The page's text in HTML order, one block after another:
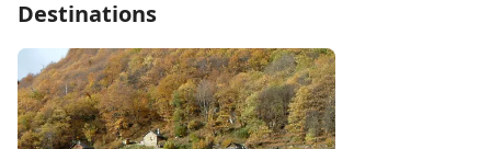
C’est la Vallée de Blenio
La vallée de Blenio est située dans le sud de la Suisse
dans la région du Tessin. La vallée est connue pour ses
paysages diversifiés, ses villages traditionnels et son
riche patrimoine culturel.
Destinations